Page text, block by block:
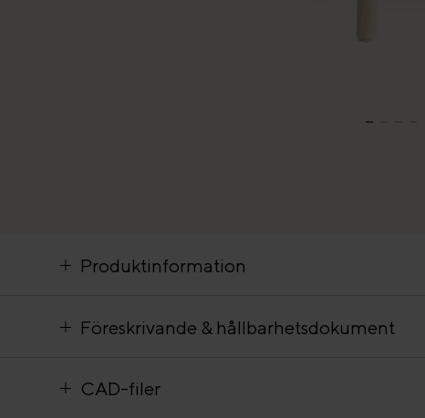
Produktinformation
Föreskrivande & hållbarhetsdokument
CAD-filer